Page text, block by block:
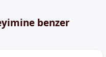
benzer